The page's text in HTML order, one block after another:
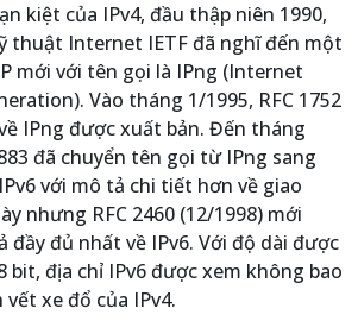
kiệt của IPv4, đầu thập niên 1990,
thuật Internet IETF đã nghĩ đến một
mới với tên gọi là IPng (Internet
Vào tháng 1/1995, RFC 1752
IPng được xuất bản. Đến tháng
đã chuyển tên gọi từ IPng sang
với mô tả chi tiết hơn về giao
nhưng RFC 2460 (12/1998) mới
đầy đủ nhất về IPv6. Với độ dài được
bit, địa chỉ IPv6 được xem không bao
xe đổ của IPv4.